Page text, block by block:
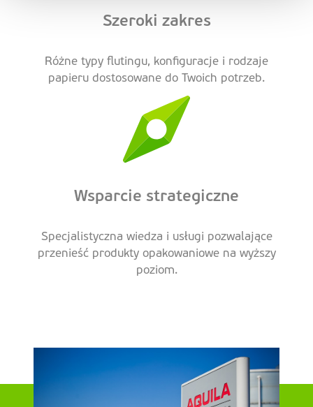
Szeroki zakres
Różne typy flutingu, konfiguracje i rodzaje
papieru dostosowane do Twoich potrzeb.
Wsparcie strategiczne
Specjalistyczna wiedza i usługi pozwalające
przenieść produkty opakowaniowe na wyższy
poziom.